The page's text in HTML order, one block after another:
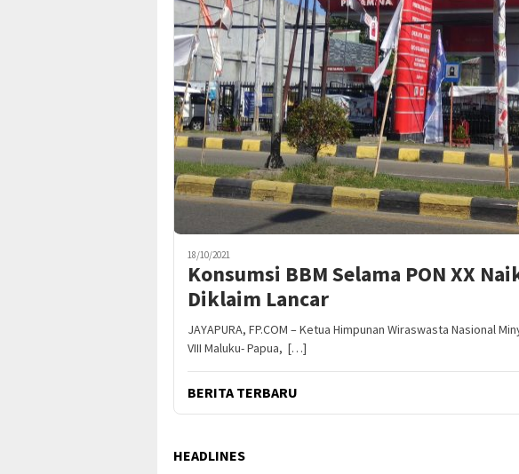
18/10/2021
Konsumsi BBM Selama PON XX
Diklaim Lancar
JAYAPURA, FP.COM – Ketua Himpunan Wiraswasta Nasional
VIII Maluku- Papua, […]
BERITA TERBARU
HEADLINES